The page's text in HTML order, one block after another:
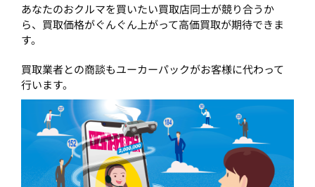
あなたのおクルマを買いたい買取店同士が競り合うか
ら、買取価格がぐんぐん上がって高価買取が期待できま
す。
買取業者との商談もユーカーパックがお客様に代わって
行います。